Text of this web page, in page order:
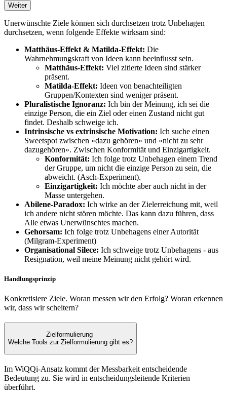
Weiter
Unerwünschte Ziele können sich durchsetzen trotz Unbehagen
durchsetzen, wenn folgende Effekte wirksam sind:
Matthäus-Effekt & Matilda-Effekt: Die
Wahrnehmungskraft von Ideen kann beeinflusst sein.
Matthäus-Effekt: Viel zitierte Ideen sind stärker
präsent.
Matilda-Effekt: Ideen von benachteiligten
Gruppen/Kontexten sind weniger präsent.
Pluralistische Ignoranz: Ich bin der Meinung, ich sei die
einzige Person, die ein Ziel oder einen Zustand nicht gut
findet. Deshalb schweige ich.
Intrinsische vs extrinsische Motivation: Ich suche einen
Sweetspot zwischen «dazu gehören» und «nicht zu sehr
dazugehören». Zwischen Konformität und Einzigartigkeit.
Konformität: Ich folge trotz Unbehagen einem Trend
der Gruppe, um nicht die einzige Person zu sein, die
abweicht. (Asch-Experiment).
Einzigartigkeit: Ich möchte aber auch nicht in der
Masse untergehen.
Abilene-Paradox: Ich wirke an der Zielerreichung mit, weil
ich andere nicht stören möchte. Das kann dazu führen, dass
Alle etwas Unerwünschtes machen.
Gehorsam: Ich folge trotz Unbehagens einer Autorität
(Milgram-Experiment)
Organisational Silece: Ich schweige trotz Unbehagens - aus
Resignation, weil meine Meinung nicht gehört wird.
Handlungsprinzip
Konkretisiere Ziele. Woran messen wir den Erfolg? Woran erkennen
wir, dass wir scheitern?
Zielformulierung
Welche Tools zur Zielformulierung gibt es?
Im WiQQi-Ansatz kommt der Messbarkeit entscheidende
Bedeutung zu. Sie wird in entscheidungsleitende Kriterien
überführt.